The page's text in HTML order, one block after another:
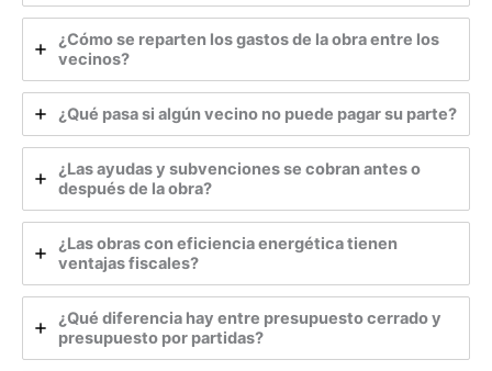
¿Cómo se reparten los gastos de la obra entre los
vecinos?
¿Qué pasa si algún vecino no puede pagar su parte?
¿Las ayudas y subvenciones se cobran antes o
después de la obra?
¿Las obras con eficiencia energética tienen
ventajas fiscales?
¿Qué diferencia hay entre presupuesto cerrado y
presupuesto por partidas?